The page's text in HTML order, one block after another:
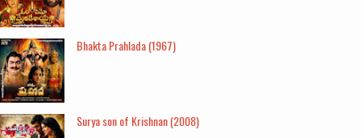
Bhakta Prahlada (1967)
Surya son of Krishnan (2008)